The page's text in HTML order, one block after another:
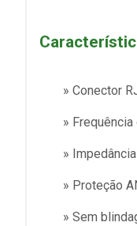
» Conector
»
»
» Proteção
» Sem